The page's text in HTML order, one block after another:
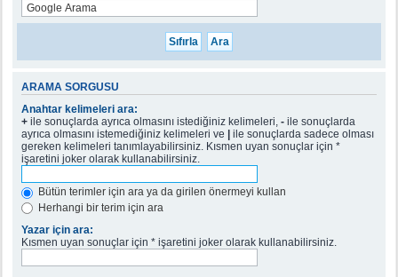
ARAMA SORGUSU
Anahtar kelimeleri ara:
+ ile sonuçlarda ayrıca olmasını istediğiniz kelimeleri, - ile sonuçlarda
ayrıca olmasını istemediğiniz kelimeleri ve
ile sonuçlarda sadece olması
gereken kelimeleri tanımlayabilirsiniz. Kısmen uyan sonuçlar için *
işaretini joker olarak kullanabilirsiniz.
Bütün terimler için ara ya da girilen önermeyi kullan
Herhangi bir terim için ara
Yazar için ara:
Kısmen uyan sonuçlar için * işaretini joker olarak kullanabilirsiniz.